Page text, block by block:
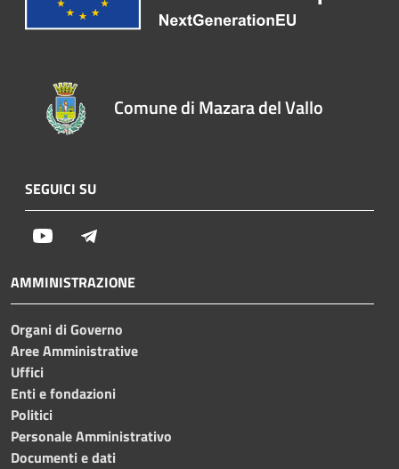
Comune di Mazara del Vallo
SEGUICI SU
Youtube
AMMINISTRAZIONE
Organi di Governo
Aree Amministrative
Uffici
Enti e fondazioni
Politici
Personale Amministrativo
Documenti e dati